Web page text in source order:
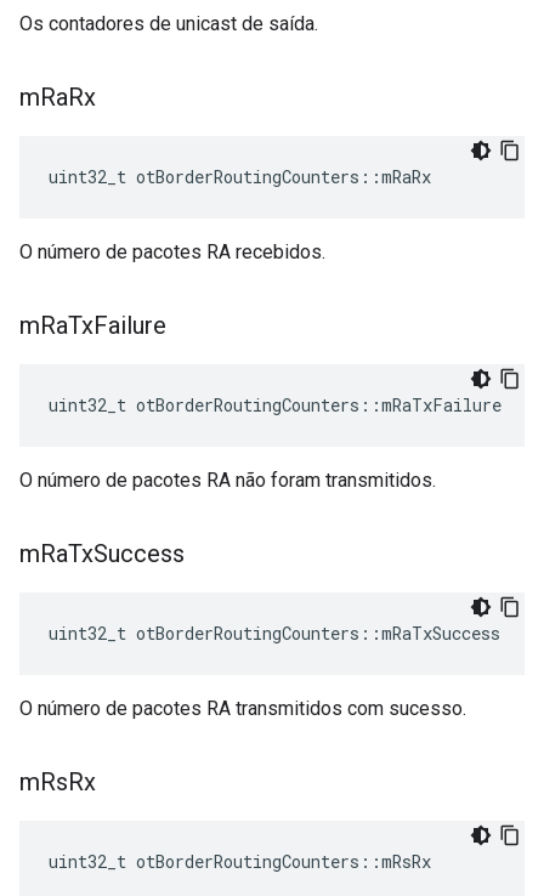
Os contadores de unicast de saída.
mRaRx
uint32_t otBorderRoutingCounters ::mRaRx
O número de pacotes RA recebidos.
mRaTxFailure
uint32_t otBorderRoutingCounters ::mRaTxFailure
O número de pacotes RA não foram transmitidos.
mRaTxSuccess
uint32_t otBorderRoutingCounters ::mRaTxSuccess
O número de pacotes RA transmitidos com sucesso.
mRsRx
uint32_t otBorderRoutingCounters ::mRsRx